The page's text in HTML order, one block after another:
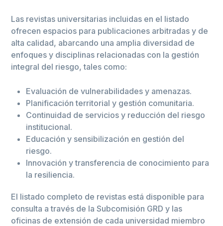
Las revistas universitarias incluidas en el listado
ofrecen espacios para publicaciones arbitradas y de
alta calidad, abarcando una amplia diversidad de
enfoques y disciplinas relacionadas con la gestión
integral del riesgo, tales como:
Evaluación de vulnerabilidades y amenazas.
Planificación territorial y gestión comunitaria.
Continuidad de servicios y reducción del riesgo
institucional.
Educación y sensibilización en gestión del
riesgo.
Innovación y transferencia de conocimiento para
la resiliencia.
El listado completo de revistas está disponible para
consulta a través de la Subcomisión GRD y las
oficinas de extensión de cada universidad miembro